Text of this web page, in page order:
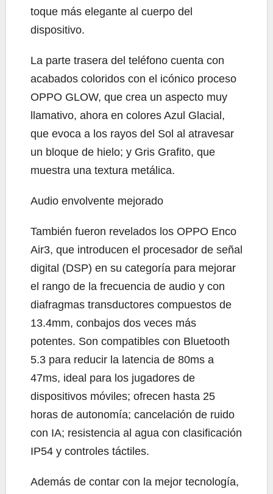
toque más elegante al cuerpo del
dispositivo.
La parte trasera del teléfono cuenta con
acabados coloridos con el icónico proceso
OPPO GLOW, que crea un aspecto muy
llamativo, ahora en colores Azul Glacial,
que evoca a los rayos del Sol al atravesar
un bloque de hielo; y Gris Grafito, que
muestra una textura metálica.
Audio envolvente mejorado
También fueron revelados los OPPO Enco
Air3, que introducen el procesador de señal
digital (DSP) en su categoría para mejorar
el rango de la frecuencia de audio y con
diafragmas transductores compuestos de
13.4mm, conbajos dos veces más
potentes. Son compatibles con Bluetooth
5.3 para reducir la latencia de 80ms a
47ms, ideal para los jugadores de
dispositivos móviles; ofrecen hasta 25
horas de autonomía; cancelación de ruido
con IA; resistencia al agua con clasificación
IP54 y controles táctiles.
Además de contar con la mejor tecnología,